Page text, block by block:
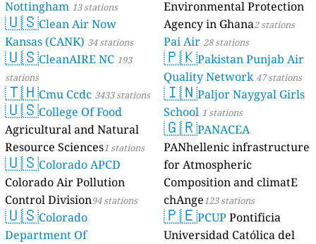
Nottingham 13 stations
🇺🇸Clean Air Now
Kansas (CANK) 34 stations
🇺🇸CleanAIRE NC 193
stations
🇹🇭Cmu Ccdc 3433 stations
🇺🇸College Of Food
Agricultural and Natural
Resource Sciences1 stations
🇺🇸Colorado APCD
Colorado Air Pollution
Control Division94 stations
🇺🇸Colorado
Department Of
Environmental Protection
Agency in Ghana2 stations
Pai Air 28 stations
🇵🇰Pakistan Punjab Air
Quality Network 47 stations
🇮🇳Paljor Naygyal Girls
School 1 stations
🇬🇷PANACEA
PANhellenic infrastructure
for Atmospheric
Composition and climatE
chAnge123 stations
🇵🇪PCUP Pontificia
Universidad Católica del